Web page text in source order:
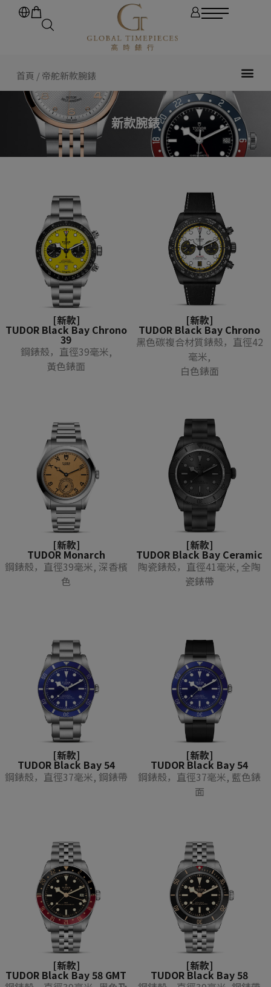
首頁 / 帝舵新款腕錶
新款腕錶
[新款]
TUDOR Black Bay Chrono
39
鋼錶殼，直徑39毫米,
黃色錶面
[新款]
TUDOR Black Bay Chrono
黑色碳複合材質錶殼，直徑42
毫米,
白色錶面
[新款]
TUDOR Monarch
鋼錶殼，直徑39毫米, 深香檳
色
[新款]
TUDOR Black Bay Ceramic
陶瓷錶殼，直徑41毫米, 全陶
瓷錶帶
[新款]
TUDOR Black Bay 54
鋼錶殼，直徑37毫米, 鋼錶帶
[新款]
TUDOR Black Bay 54
鋼錶殼，直徑37毫米, 藍色錶
面
[新款]
TUDOR Black Bay 58 GMT
[新款]
TUDOR Black Bay 58